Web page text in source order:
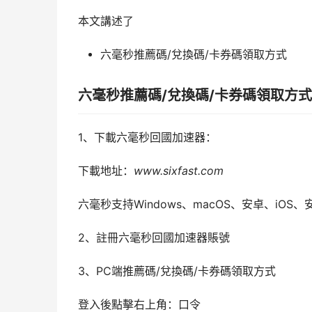
本文講述了
六毫秒推薦碼/兌換碼/卡券碼領取方式
六毫秒推薦碼/兌換碼/卡券碼領取方式
1、下載六毫秒回國加速器：
下載地址： www.sixfast.com
六毫秒支持Windows、macOS、安卓、iOS、
2、註冊六毫秒回國加速器賬號
3、PC端推薦碼/兌換碼/卡券碼領取方式
登入後點擊右上角：口令